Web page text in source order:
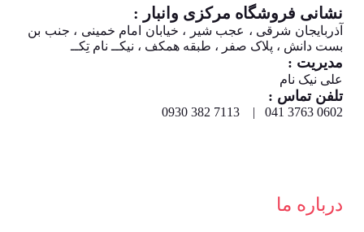
نشانی فروشگاه مرکزی وانبار :
آذربایجان شرقی ، عجب شیر ، خیابان امام خمینی ، جنب بن
بست دانش ، پلاک صفر ، طبقه همکف ، نیکــ نام تِکــ
مدیریت :
علی نیک نام
تلفن تماس :
0602 3763 041 | 7113 382 0930
درباره ما